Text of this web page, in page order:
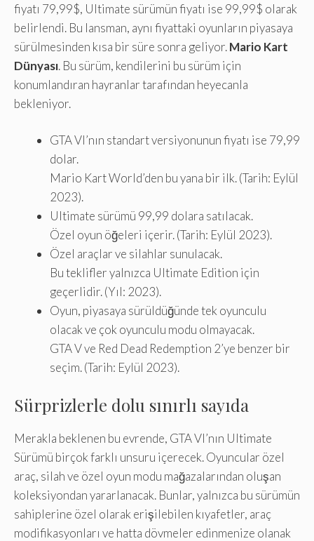
fiyatı 79,99$, Ultimate sürümün fiyatı ise 99,99$ olarak
belirlendi. Bu lansman, aynı fiyattaki oyunların piyasaya
sürülmesinden kısa bir süre sonra geliyor.Mario Kart
Dünyası. Bu sürüm, kendilerini bu sürüm için
konumlandıran hayranlar tarafından heyecanla
bekleniyor.
GTA VI’nın standart versiyonunun fiyatı ise 79,99
dolar.
Mario Kart World’den bu yana bir ilk. (Tarih: Eylül
2023).
Ultimate sürümü 99,99 dolara satılacak.
Özel oyun öğeleri içerir. (Tarih: Eylül 2023).
Özel araçlar ve silahlar sunulacak.
Bu teklifler yalnızca Ultimate Edition için
geçerlidir. (Yıl: 2023).
Oyun, piyasaya sürüldüğünde tek oyunculu
olacak ve çok oyunculu modu olmayacak.
GTA V ve Red Dead Redemption 2’ye benzer bir
seçim. (Tarih: Eylül 2023).
Sürprizlerle dolu sınırlı sayıda
Merakla beklenen bu evrende, GTA VI’nın Ultimate
Sürümü birçok farklı unsuru içerecek. Oyuncular özel
araç, silah ve özel oyun modu mağazalarından oluşan
koleksiyondan yararlanacak. Bunlar, yalnızca bu sürümün
sahiplerine özel olarak erişilebilen kıyafetler, araç
modifikasyonları ve hatta dövmeler edinmenize olanak